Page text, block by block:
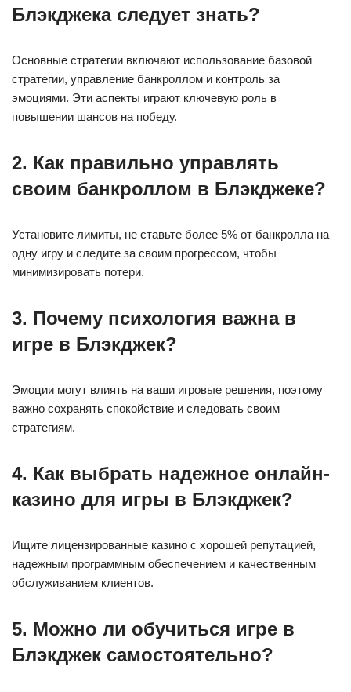
Блэкджека следует знать?
Основные стратегии включают использование базовой
стратегии, управление банкроллом и контроль за
эмоциями. Эти аспекты играют ключевую роль в
повышении шансов на победу.
2. Как правильно управлять
своим банкроллом в Блэкджеке?
Установите лимиты, не ставьте более 5% от банкролла на
одну игру и следите за своим прогрессом, чтобы
минимизировать потери.
3. Почему психология важна в
игре в Блэкджек?
Эмоции могут влиять на ваши игровые решения, поэтому
важно сохранять спокойствие и следовать своим
стратегиям.
4. Как выбрать надежное онлайн-
казино для игры в Блэкджек?
Ищите лицензированные казино с хорошей репутацией,
надежным программным обеспечением и качественным
обслуживанием клиентов.
5. Можно ли обучиться игре в
Блэкджек самостоятельно?